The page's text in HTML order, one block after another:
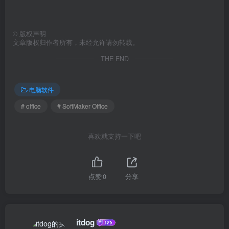
© 版权声明
文章版权归作者所有，未经允许请勿转载。
THE END
电脑软件
# office
# SoftMaker Office
喜欢就支持一下吧
点赞0 分享
itdog